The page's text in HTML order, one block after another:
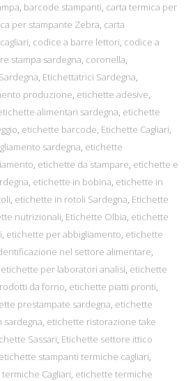
, barcode stampanti, carta termica per
per stampante Zebra, carta
, codice a barre lettori, codice a
stampa sardegna, coronella,
, Etichettatrici Sardegna,
produzione, etichette adesive,
alimentari sardegna, etichette
, etichette barcode, Etichette Cagliari,
sardegna, etichette
, etichette da stampare, etichette e
, etichette in bobina, etichette in
, etichette in rotoli Sardegna, Etichette
nutrizionali, Etichette Olbia, etichette
, etichette per abbigliamento, etichette
nel settore alimentare,
etichette per laboratori analisi, etichette
da forno, etichette piatti pronti,
prestampate sardegna, etichette
, etichette ristorazione take
Sassari, Etichette settore ittico
etichette stampanti termiche cagliari,
Cagliari, etichette termiche